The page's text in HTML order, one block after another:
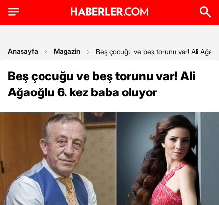
Anasayfa Magazin Beş çocuğu ve beş torunu var! Ali
Beş çocuğu ve beş torunu var! Ali
Ağaoğlu 6. kez baba oluyor